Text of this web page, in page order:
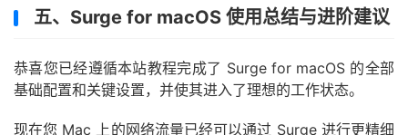
五、Surge for macOS 使用总结与进阶建议
恭喜您已经遵循本站教程完成了 Surge for macOS 的全部
基础配置和关键设置，并使其进入了理想的工作状态。
现在您 Mac 上的网络流量已经可以通过 Surge 进行更精细